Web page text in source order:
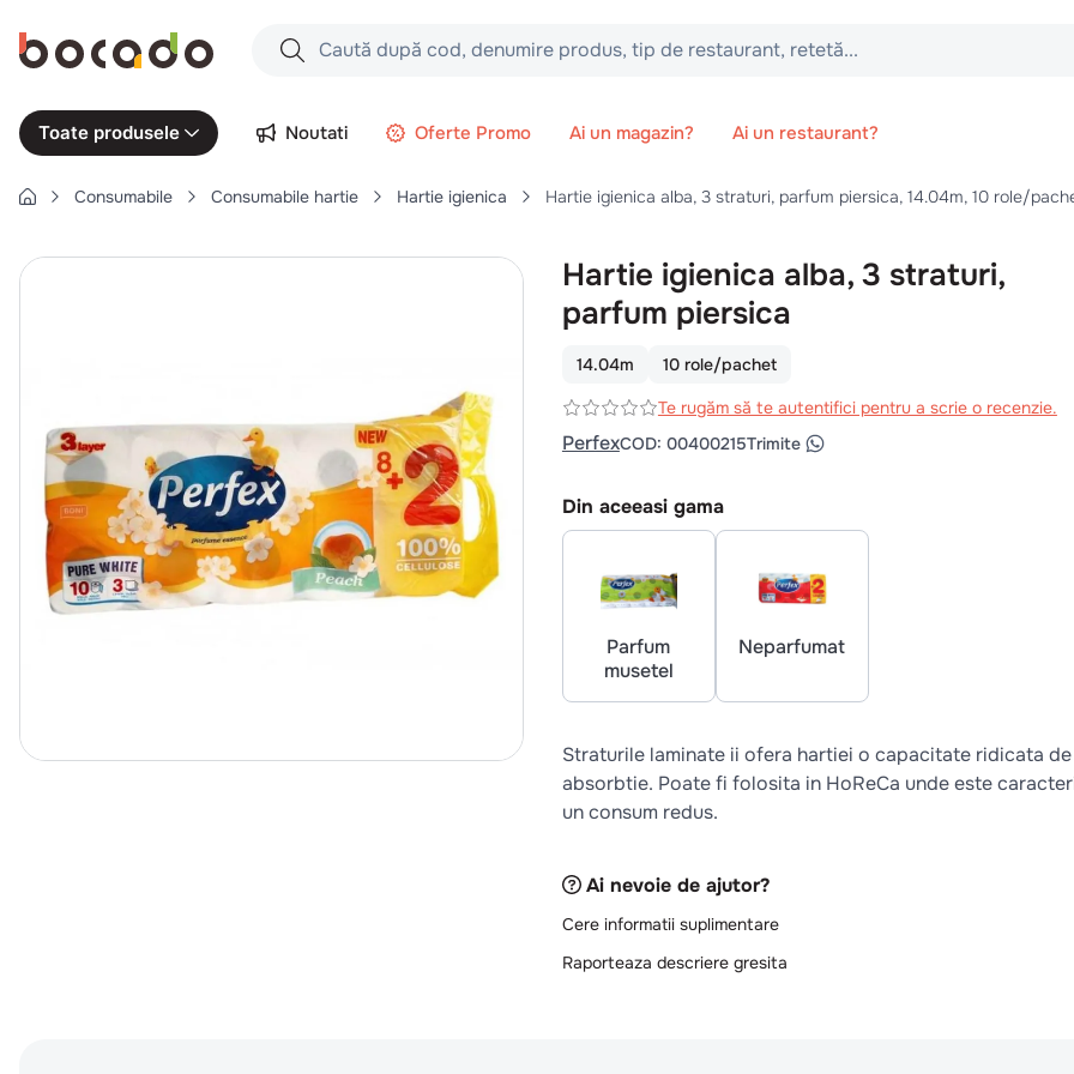
Caută după cod, denumire produs, tip de restaurant, retetă...
Căutări populare
3. pui
8
ceafa
9. croissant
10.pizza
Toate produsele Noutati Oferte Promo Ai un magazin? Ai un restaurant?
Consumabile Consumabile hartie Hartie igienica Hartie igienica alba, 3 straturi, parfum piersica, 14.04m, 10 role/
Hartie igienica alba, 3 straturi,
parfum piersica
14.04m 10 role/pachet
Te rugăm să te autentifici pentru a scrie o recenzie.
PerfexCOD: 00400215Trimite
Din aceeasi gama
Parfum
musetel
Neparfumat
Straturile laminate ii ofera hartiei o capacitate ridicata de
absorbtie. Poate fi folosita in HoReCa unde este
un consum redus.
Ai nevoie de ajutor?
Cere informatii suplimentare
Raporteaza descriere gresita